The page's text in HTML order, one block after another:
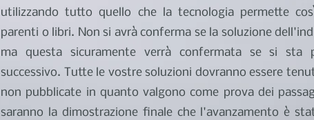
utilizzando tutto quello che la tecnologia permette
parenti o libri. Non si avrà conferma se la soluzione
ma questa sicuramente verrà confermata se si sta
successivo. Tutte le vostre soluzioni dovranno essere
non pubblicate in quanto valgono come prova dei
saranno la dimostrazione finale che l'avanzamento è